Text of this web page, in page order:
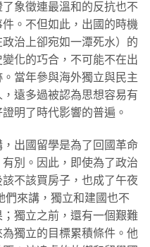
象徵連最溫和的反抗也不
。不但如此，出國的時機
治上卻宛如一潭死水）的
化的巧合，不可能不在出
當年參與海外獨立與民主
遠多過被認為思想容易有
明了時代影響的普遍。
出國留學是為了回國革命
別。因此，即使為了政治
該不該買房子，也成了午夜
們來講，獨立和建國也不
獨立之前，還有一個艱難
獨立的目標累積條件。他